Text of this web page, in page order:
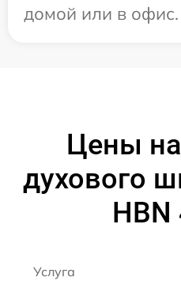
домой или в офис.
Цены
духового
HBN
Услуга